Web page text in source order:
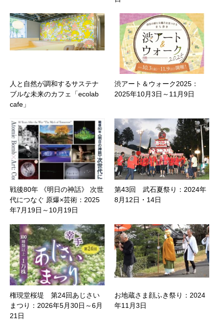
人と自然が調和するサステナ
ブルな未来のカフェ「ecolab
cafe」
渋アート＆ウォーク2025：
2025年10月3日～11月9日
戦後80年 《明日の神話》 次世
代につなぐ 原爆×芸術：2025
年7月19日～10月19日
第43回 武石夏祭り：2024年
8月12日・14日
権現堂桜堤 第24回あじさい
まつり：2026年5月30日～6月
21日
お地蔵さま顔ふき祭り：2024
年11月3日